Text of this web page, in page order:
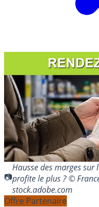
Hausse des marges
profite le plus ? ©
stock.adobe.com
Offre Partenaire